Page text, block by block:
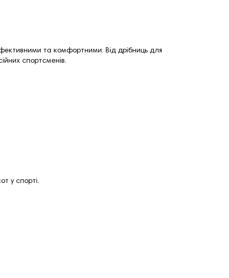
та комфортними. Від дрібниць для
спортсменів.
у спорті.